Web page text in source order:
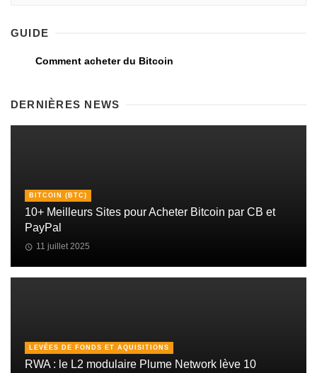
GUIDE
Comment acheter du Bitcoin
DERNIÈRES NEWS
BITCOIN (BTC)
10+ Meilleurs Sites pour Acheter Bitcoin par CB et
PayPal
11 juillet 2025
LEVÉES DE FONDS ET AQUISITIONS
RWA : le L2 modulaire Plume Network lève 10